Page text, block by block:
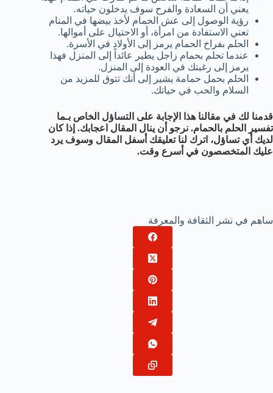
يعني أن السعادة والفرح سوف يدخلون حياته.
رؤية الوصول إلى عش الحمام لأخذ بيضها في المنام
تعني الاستفادة من امرأة، أو الاحتيال على أموالها.
الحلم بفراخ الحمام يرمز إلى الأولاد في الأسرة.
عندما تحلم بحمام زاجل يطير عائداً إلى المنزل فهذا
يرمز إلى رغبتك في العودة إلى المنزل.
الحلم بحمل حمامة يشير إلى أنك تتوق للمزيد من
السلام والحب في حياتك.
قدمنا لك في مقالنا هذا الإجابة على التساؤل الخاص بـما
تفسير الحلم بالحمام. نرجو أن ينال المقال اعجابك. إذا كان
لديك أي تساؤل، اترك لنا تعليقك أسفل المقال وسوف يرد
عليك المتخصصون في أسرع وقت.
ساهم في نشر الثقافة والمعرفة